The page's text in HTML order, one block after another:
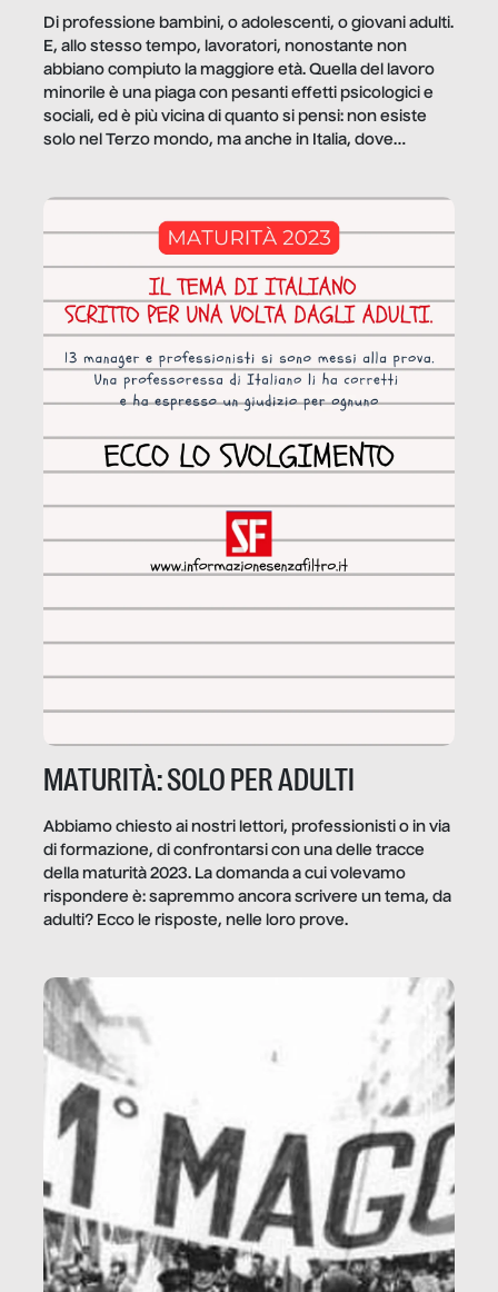
Di professione bambini, o adolescenti, o giovani adulti.
E, allo stesso tempo, lavoratori, nonostante non
abbiano compiuto la maggiore età. Quella del lavoro
minorile è una piaga con pesanti effetti psicologici e
sociali, ed è più vicina di quanto si pensi: non esiste
solo nel Terzo mondo, ma anche in Italia, dove
MATURITÀ: SOLO PER ADULTI
Abbiamo chiesto ai nostri lettori, professionisti o in via
di formazione, di confrontarsi con una delle tracce
della maturità 2023. La domanda a cui volevamo
rispondere è: sapremmo ancora scrivere un tema, da
adulti? Ecco le risposte, nelle loro prove.